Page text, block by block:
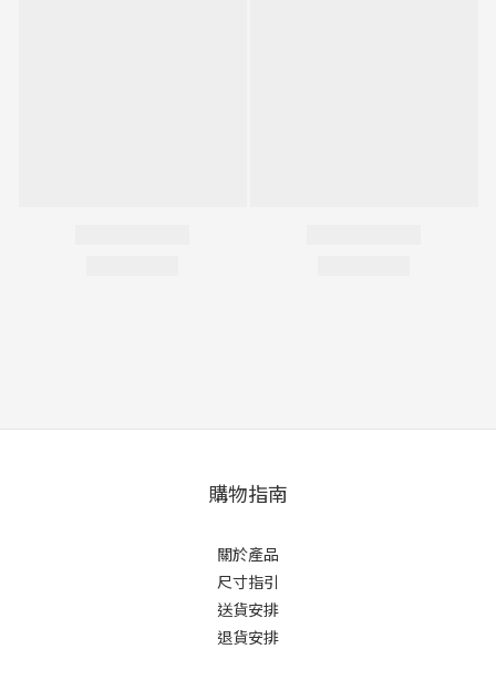
購物指南
關於產品
尺寸指引
送貨安排
退貨安排